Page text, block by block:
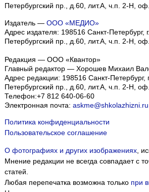
Петербургский пр., д.60, лит.А, ч.п. 2-Н,
Издатель — ООО «МЕДИО»
Адрес издателя: 198516 Санкт-Петербург,
Петербургский пр., д.60, лит.А, ч.п. 2-Н,
Редакция — ООО «Квантор»
Главный редактор — Хорошев Михаил
Адрес редакции: 198516 Санкт-Петербург,
Петербургский пр., д.60, лит.А, ч.п. 2-Н,
Телефон:+7 812 640-06-60
Электронная почта: askme@shkolazhizni.ru
Политика конфиденциальности
Пользовательское соглашение
О фотографиях и других изображениях,
Мнение редакции не всегда совпадает с
статей.
Любая перепечатка возможна только при